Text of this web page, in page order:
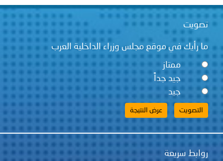
تصويت
ما رأيك في موقع مجلس وزراء الداخلية العرب
ممتاز
جيد جداً
جيد
روابط سريعة